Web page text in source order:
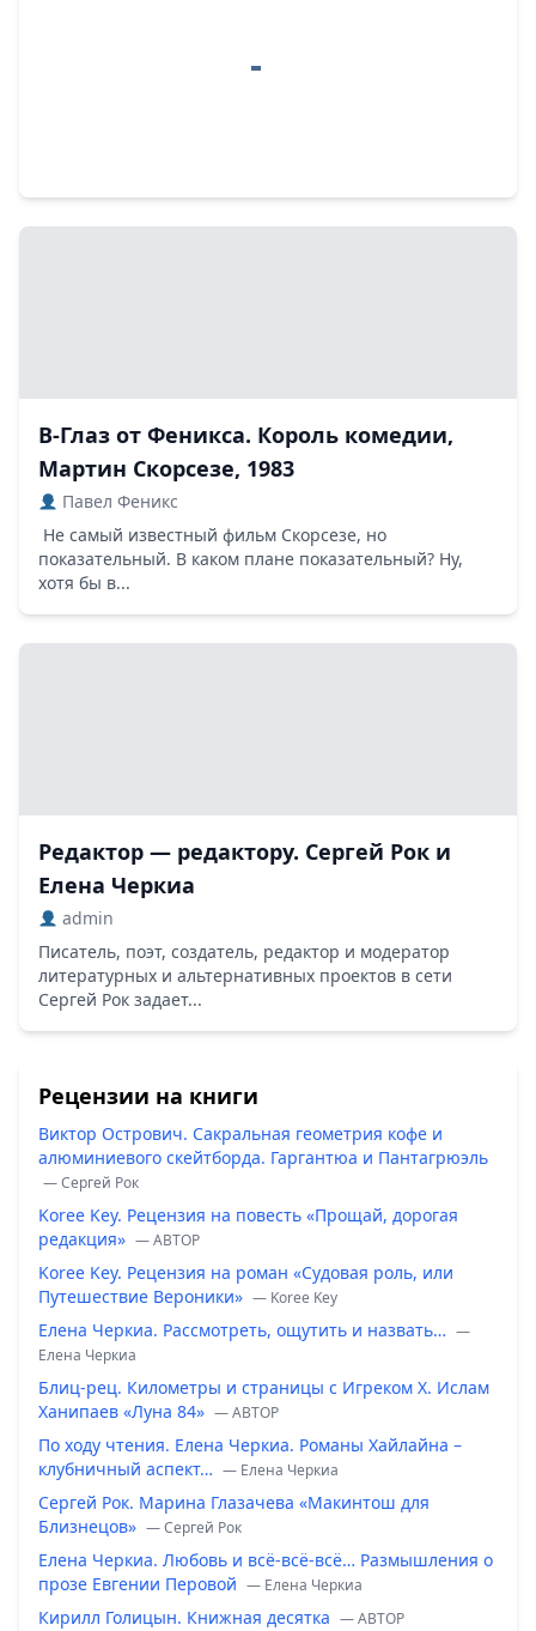
В-Глаз от Феникса. Король комедии,
Мартин Скорсезе, 1983
Павел Феникс
Не самый известный фильм Скорсезе, но
показательный. В каком плане показательный? Ну,
хотя бы в...
Редактор — редактору. Сергей Рок и
Елена Черкиа
admin
Писатель, поэт, создатель, редактор и модератор
литературных и альтернативных проектов в сети
Сергей Рок задает...
Рецензии на книги
Виктор Острович. Сакральная геометрия кофе и
алюминиевого скейтборда. Гаргантюа и Пантагрюэль
— Сергей Рок
Koree Key. Рецензия на повесть «Прощай, дорогая
редакция» — ABTOP
Koree Key. Рецензия на роман «Судовая роль, или
Путешествие Вероники» — Koree Key
Елена Черкиа. Рассмотреть, ощутить и назвать… —
Елена Черкиа
Блиц-рец. Километры и страницы с Игреком Х. Ислам
Ханипаев «Луна 84» — ABTOP
По ходу чтения. Елена Черкиа. Романы Хайлайна –
клубничный аспект… — Елена Черкиа
Сергей Рок. Марина Глазачева «Макинтош для
Близнецов» — Сергей Рок
Елена Черкиа. Любовь и всё-всё-всё… Размышления о
прозе Евгении Перовой — Елена Черкиа
Кирилл Голицын. Книжная десятка — ABTOP